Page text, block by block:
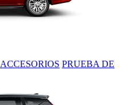
ACCESORIOS PRUEBA DE